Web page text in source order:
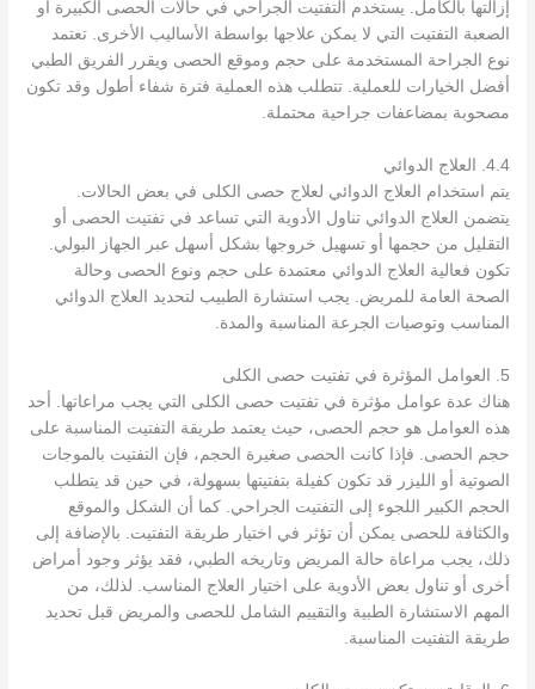
إزالتها بالكامل. يستخدم التفتيت الجراحي في حالات الحصى الكبيرة أو
الصعبة التفتيت التي لا يمكن علاجها بواسطة الأساليب الأخرى. تعتمد
نوع الجراحة المستخدمة على حجم وموقع الحصى ويقرر الفريق الطبي
أفضل الخيارات للعملية. تتطلب هذه العملية فترة شفاء أطول وقد تكون
مصحوبة بمضاعفات جراحية محتملة.
4.4. العلاج الدوائي
يتم استخدام العلاج الدوائي لعلاج حصى الكلى في بعض الحالات.
يتضمن العلاج الدوائي تناول الأدوية التي تساعد في تفتيت الحصى أو
التقليل من حجمها أو تسهيل خروجها بشكل أسهل عبر الجهاز البولي.
تكون فعالية العلاج الدوائي معتمدة على حجم ونوع الحصى وحالة
الصحة العامة للمريض. يجب استشارة الطبيب لتحديد العلاج الدوائي
المناسب وتوصيات الجرعة المناسبة والمدة.
5. العوامل المؤثرة في تفتيت حصى الكلى
هناك عدة عوامل مؤثرة في تفتيت حصى الكلى التي يجب مراعاتها. أحد
هذه العوامل هو حجم الحصى، حيث يعتمد طريقة التفتيت المناسبة على
حجم الحصى. فإذا كانت الحصى صغيرة الحجم، فإن التفتيت بالموجات
الصوتية أو الليزر قد تكون كفيلة بتفتيتها بسهولة، في حين قد يتطلب
الحجم الكبير اللجوء إلى التفتيت الجراحي. كما أن الشكل والموقع
والكثافة للحصى يمكن أن تؤثر في اختيار طريقة التفتيت. بالإضافة إلى
ذلك، يجب مراعاة حالة المريض وتاريخه الطبي، فقد يؤثر وجود أمراض
أخرى أو تناول بعض الأدوية على اختيار العلاج المناسب. لذلك، من
المهم الاستشارة الطبية والتقييم الشامل للحصى والمريض قبل تحديد
طريقة التفتيت المناسبة.